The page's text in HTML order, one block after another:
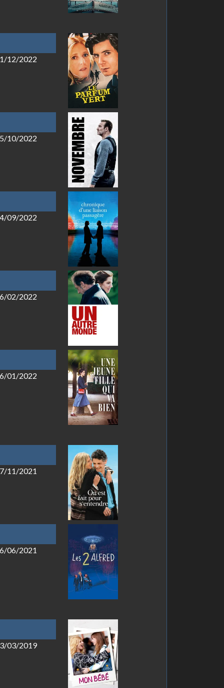
12/2022
10/2022
09/2022
02/2022
01/2022
11/2021
06/2021
03/2019